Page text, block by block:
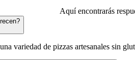
Aquí encontrarás
variedad de pizzas artesanales sin